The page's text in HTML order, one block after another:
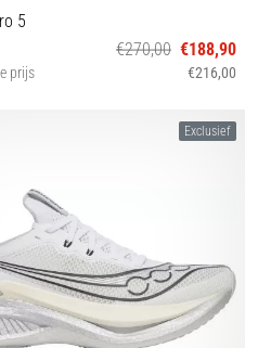
5
€270,00 €188,90
prijs €216,00
42½ 43 44 44½ 45 46 46½ 47 Exclusief